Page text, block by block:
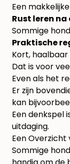
Een
Rust leren
Sommige
Praktische
Kort,
Dat is voor
Even als het
Er zijn
kan
Een denkspel
uitdaging.
Een Overzicht
Sommige